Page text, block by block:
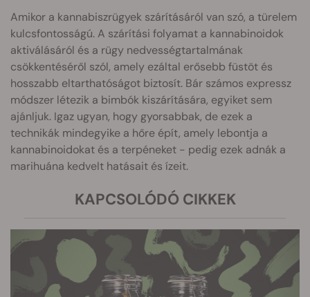
Amikor a kannabiszrügyek szárításáról van szó, a türelem
kulcsfontosságú. A szárítási folyamat a kannabinoidok
aktiválásáról és a rügy nedvességtartalmának
csökkentéséről szól, amely ezáltal erősebb füstöt és
hosszabb eltarthatóságot biztosít. Bár számos expressz
módszer létezik a bimbók kiszárítására, egyiket sem
ajánljuk. Igaz ugyan, hogy gyorsabbak, de ezek a
technikák mindegyike a hőre épít, amely lebontja a
kannabinoidokat és a terpéneket - pedig ezek adnák a
marihuána kedvelt hatásait és ízeit.
KAPCSOLÓDÓ CIKKEK